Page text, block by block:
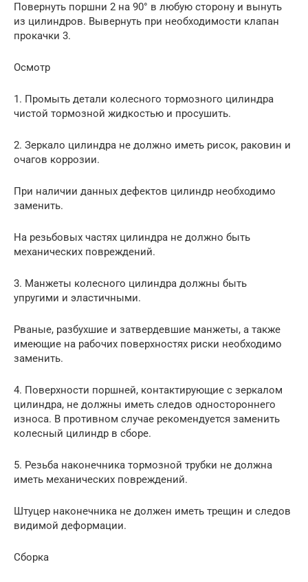
Повернуть поршни 2 на 90° в любую сторону и вынуть
из цилиндров. Вывернуть при необходимости клапан
прокачки 3.
Осмотр
1. Промыть детали колесного тормозного цилиндра
чистой тормозной жидкостью и просушить.
2. Зеркало цилиндра не должно иметь рисок, раковин и
очагов коррозии.
При наличии данных дефектов цилиндр необходимо
заменить.
На резьбовых частях цилиндра не должно быть
механических повреждений.
3. Манжеты колесного цилиндра должны быть
упругими и эластичными.
Рваные, разбухшие и затвердевшие манжеты, а также
имеющие на рабочих поверхностях риски необходимо
заменить.
4. Поверхности поршней, контактирующие с зеркалом
цилиндра, не должны иметь следов одностороннего
износа. В противном случае рекомендуется заменить
колесный цилиндр в сборе.
5. Резьба наконечника тормозной трубки не должна
иметь механических повреждений.
Штуцер наконечника не должен иметь трещин и следов
видимой деформации.
Сборка